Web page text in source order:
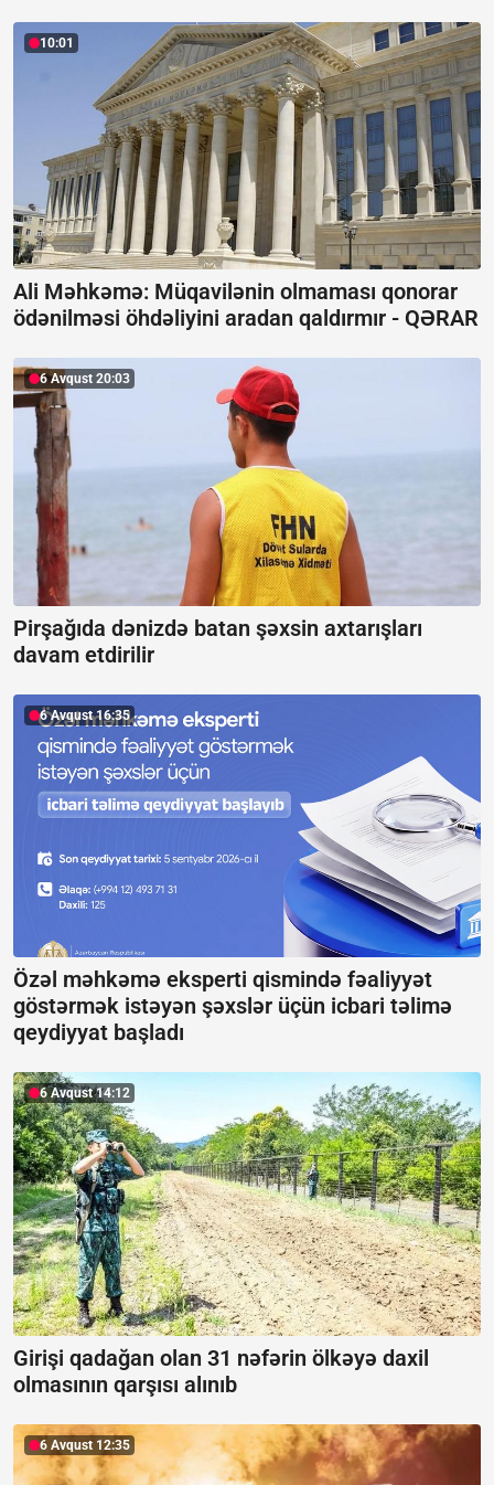
10:01
Ali Məhkəmə: Müqavilənin olmaması qonorar
ödənilməsi öhdəliyini aradan qaldırmır - QƏRAR
6 Avqust 20:03
Pirşağıda dənizdə batan şəxsin axtarışları
davam etdirilir
6 Avqust 16:35
Özəl məhkəmə eksperti qismində fəaliyyət
göstərmək istəyən şəxslər üçün icbari təlimə
qeydiyyat başladı
6 Avqust 14:12
Girişi qadağan olan 31 nəfərin ölkəyə daxil
olmasının qarşısı alınıb
6 Avqust 12:35